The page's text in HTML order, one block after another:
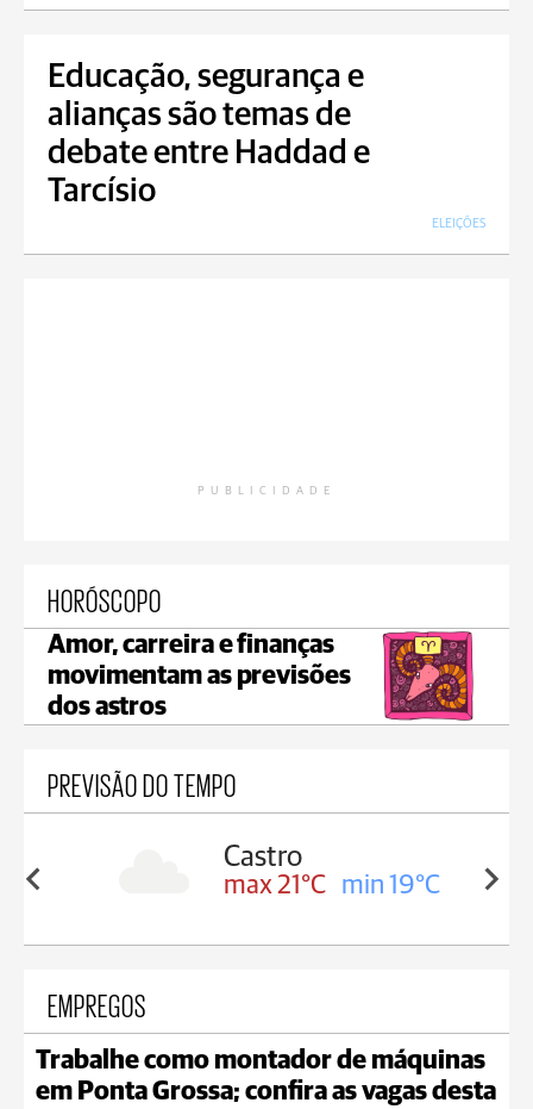
Educação, segurança e
alianças são temas de
debate entre Haddad e
Tarcísio
ELEIÇÕES
PUBLICIDADE
HORÓSCOPO
Amor, carreira e finanças
movimentam as previsões
dos astros
PREVISÃO DO TEMPO
18°C
Castro
max 21°C min 19°C
EMPREGOS
Trabalhe como montador de máquinas
em Ponta Grossa; confira as vagas desta